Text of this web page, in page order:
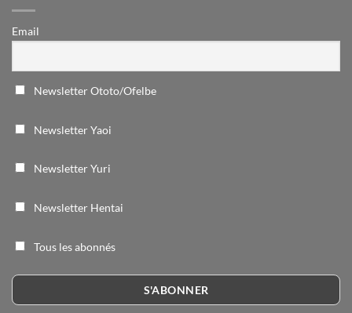
Email
Newsletter Ototo/Ofelbe
Newsletter Yaoi
Newsletter Yuri
Newsletter Hentai
Tous les abonnés